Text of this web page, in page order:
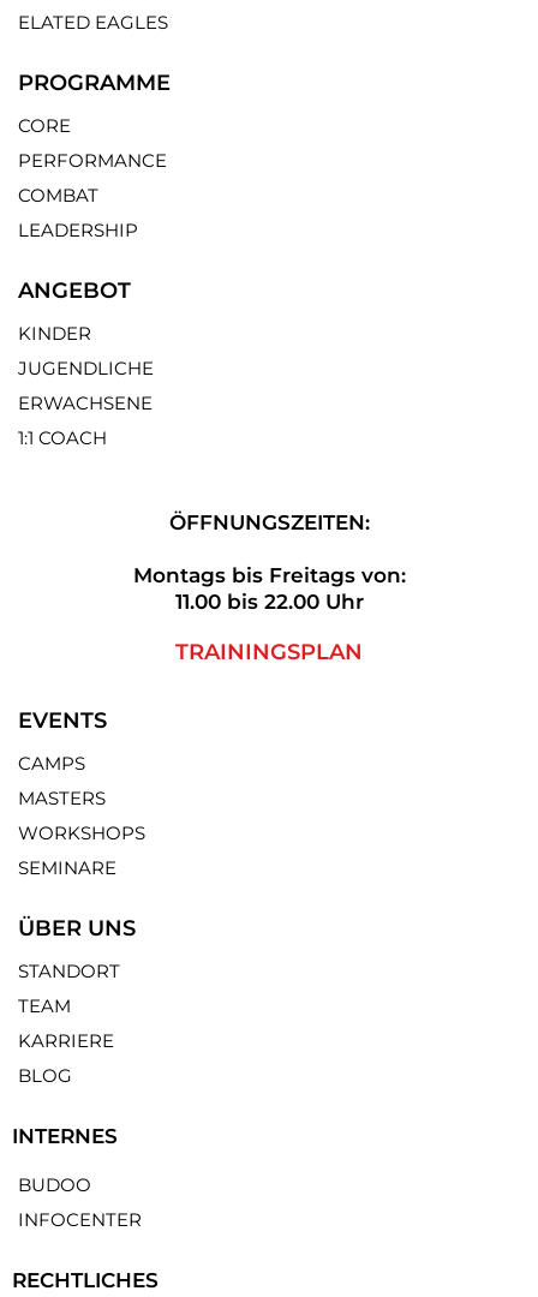
ELATED EAGLES
PROGRAMME
CORE
PERFORMANCE
COMBAT
LEADERSHIP
ANGEBOT
KINDER
JUGENDLICHE
ERWACHSENE
1:1 COACH
ÖFFNUNGSZEITEN:
Montags bis Freitags von:
11.00 bis 22.00 Uhr
TRAININGSPLAN
EVENTS
CAMPS
MASTERS
WORKSHOPS
SEMINARE
ÜBER UNS
STANDORT
TEAM
KARRIERE
BLOG
INTERNES
BUDOO
INFOCENTER
RECHTLICHES